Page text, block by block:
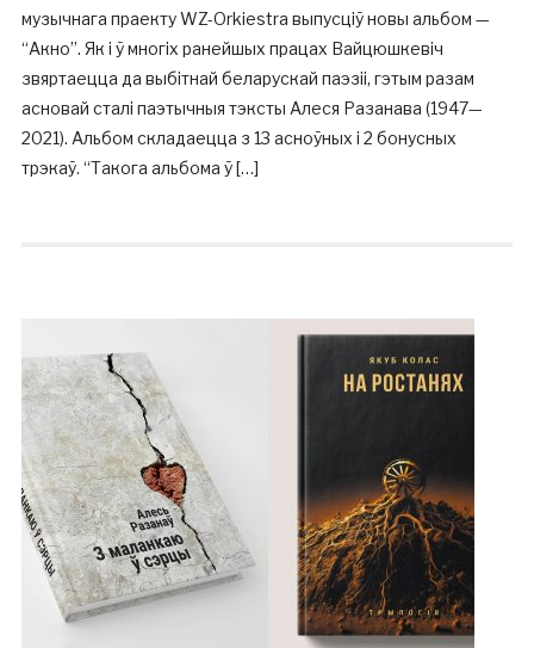
музычнага праекту WZ-Orkiestra выпусціў новы альбом —
“Акно”. Як і ў многіх ранейшых працах Вайцюшкевіч
звяртаецца да выбітнай беларускай паэзіі, гэтым разам
асновай сталі паэтычныя тэксты Алеся Разанава (1947—
2021). Альбом складаецца з 13 асноўных і 2 бонусных
трэкаў. “Такога альбома ў […]